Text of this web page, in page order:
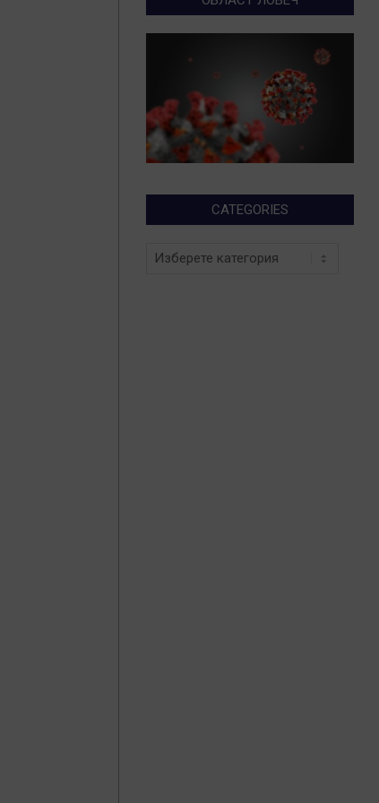
CATEGORIES
Categories